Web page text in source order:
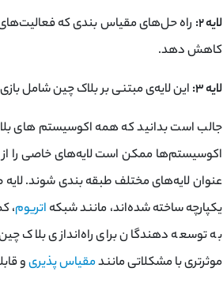
لایه ۲:
راه حل‌های مقیاس بندی که فعالیت‌های
کاهش دهد.
لایه ۳:
این لایه‌ی مبتنی بر بلاک چین شامل
جالب است بدانید که همه اکوسیستم‌ های
اکوسیستم‌ها ممکن است لایه‌های خاصی را
عنوان لایه‌های مختلف طبقه بندی شوند.
یکپارچه ساخته شده‌اند، مانند شبکه اتریوم،
به توسعه ‌دهندگان برای راه‌اندازی بلاک
موثرتری با مشکلاتی مانندمقیاس ‌پذیریو